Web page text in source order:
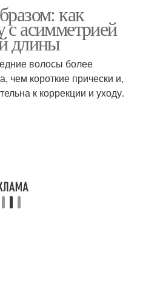
Лак для волос
как
с асимметрией
длины
волосы более
чем короткие прически и,
к коррекции и уходу.